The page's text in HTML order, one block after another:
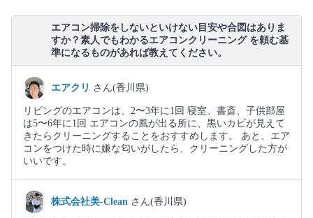
エアコン掃除をしないといけない目安や合図はありま
すか？素人でもわかるエアコンクリーニング を頼む基
準になるものがあれば教えてください。
エアクリ さん(香川県)
リビングのエアコンは、2〜3年に1回 寝室、書斎、子供部屋
は5〜6年に1回 エアコンの風が出る所に、黒いカビが見えて
きたらクリーニングすることをおすすめします。 あと、エア
コンをつけた時に嫌な匂いがしたら、クリーニングした方が
いいです。
株式会社美-Clean さん(香川県)